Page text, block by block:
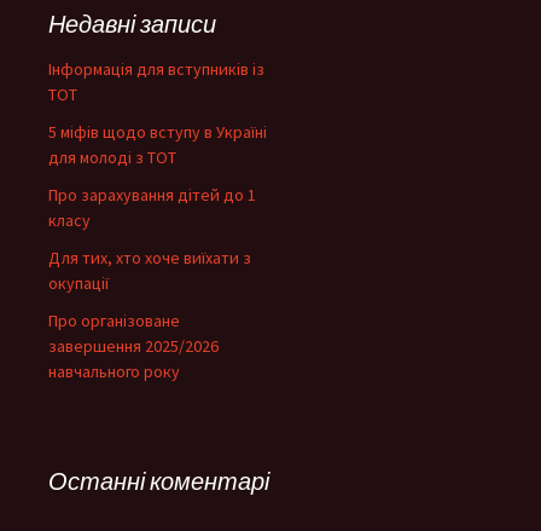
Недавні записи
Інформація для вступників із
ТОТ
5 міфів щодо вступу в Україні
для молоді з ТОТ
Про зарахування дітей до 1
класу
Для тих, хто хоче виїхати з
окупації
Про організоване
завершення 2025/2026
навчального року
Останні коментарі